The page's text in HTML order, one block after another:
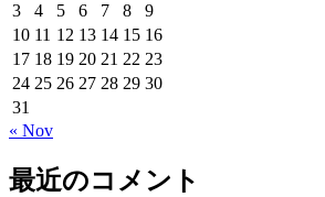
3
4 5 6 7 8
9
10 11 12 13 14 15 16
17 18 19 20 21 22 23
24 25 26 27 28 29 30
31
« Nov
最近のコメント